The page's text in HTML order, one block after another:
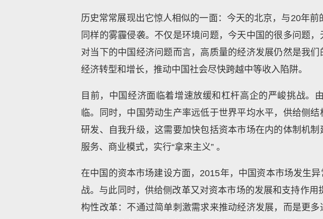
历史常常展现出它惊人相似的一面：今天的北京，与20年
同样的雾霾侵袭。不仅是环境问题，今天中国的很多问题
对当下的中国经济问题而言，高质量的经济发展仍然是我
经济转型和增长，推动中国社会尽快跨越中等收入陷阱。
目前，中国经济面临着增速放缓和杠杆高企的严峻挑战
临。同时，中国劳动生产率远低于世界平均水平，供给侧
研发、自我升级，这需要加快包括资本市场在内的体制机
服务、商业模式，实行“拿来主义” 。
在中国的资本市场建设方面，2015年，中国资本市场发生
战。与此同时，供给侧改革又对资本市场的发展和支持作
构性改革：不通过简单刺激需求来推动经济发展，而是更